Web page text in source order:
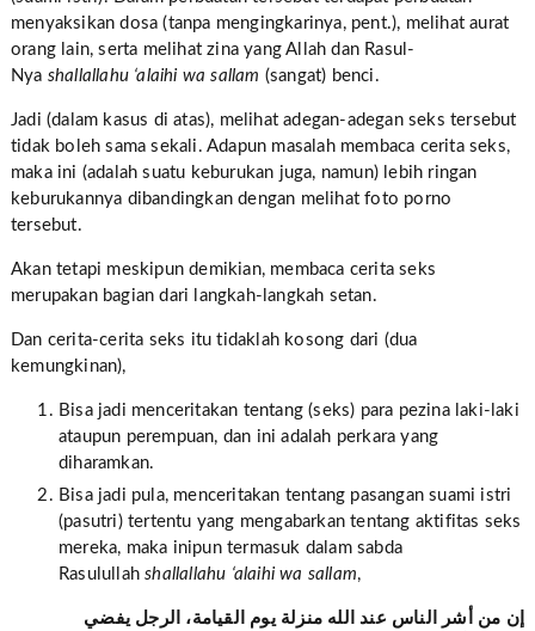
menyaksikan dosa (tanpa mengingkarinya, pent.), melihat aurat
orang lain, serta melihat zina yang Allah dan Rasul-
Nya shallallahu ‘alaihi wa sallam (sangat) benci.
Jadi (dalam kasus di atas), melihat adegan-adegan seks tersebut
tidak boleh sama sekali. Adapun masalah membaca cerita seks,
maka ini (adalah suatu keburukan juga, namun) lebih ringan
keburukannya dibandingkan dengan melihat foto porno
tersebut.
Akan tetapi meskipun demikian, membaca cerita seks
merupakan bagian dari langkah-langkah setan.
Dan cerita-cerita seks itu tidaklah kosong dari (dua
kemungkinan),
Bisa jadi menceritakan tentang (seks) para pezina laki-laki
ataupun perempuan, dan ini adalah perkara yang
diharamkan.
Bisa jadi pula, menceritakan tentang pasangan suami istri
(pasutri) tertentu yang mengabarkan tentang aktifitas seks
mereka, maka inipun termasuk dalam sabda
Rasulullahshallallahu ‘alaihi wa sallam,
إن من أشر الناس عند الله منزلة يوم القيامة، الرجل يفضي